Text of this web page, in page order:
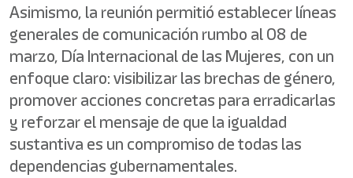
Asimismo, la reunión permitió establecer líneas
generales de comunicación rumbo al 08 de
marzo, Día Internacional de las Mujeres, con un
enfoque claro: visibilizar las brechas de género,
promover acciones concretas para erradicarlas
y reforzar el mensaje de que la igualdad
sustantiva es un compromiso de todas las
dependencias gubernamentales.